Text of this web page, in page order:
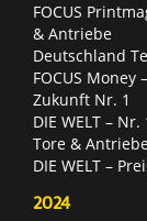
FOCUS
& Antriebe
Deutschland
FOCUS
Zukunft Nr. 1
DIE WELT –
Tore &
DIE WELT –
2024